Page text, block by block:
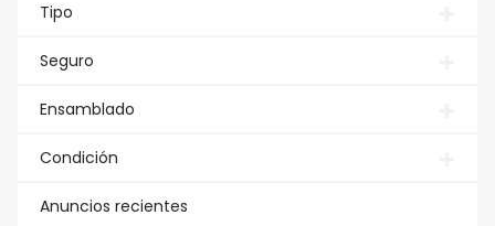
Tipo
Seguro
Ensamblado
Condición
Anuncios recientes